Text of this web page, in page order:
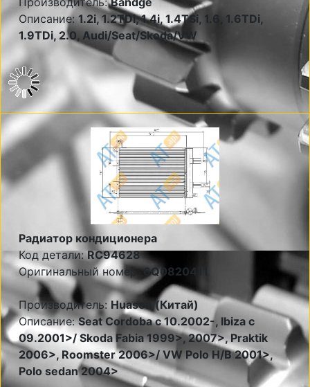
Описание:1.2i, 1.2TDi, 1.4i, 1.4TSi, 1.6, 1.6TDi,
1.9TDi, 2.0, Audi/Seat/Skoda/VW
Радиатор кондиционера
Код детали:RC94628
Оригинальный номер:6Q0820411
Производитель: Huasen (Китай)
Описание:Seat Cordoba c 10.2002-, Ibiza c
09.2001>/ Skoda Fabia 1999>, 2007>, Praktik
2006>, Roomster 2006>/ VW Polo H/B 2001>,
Polo sedan 2004>